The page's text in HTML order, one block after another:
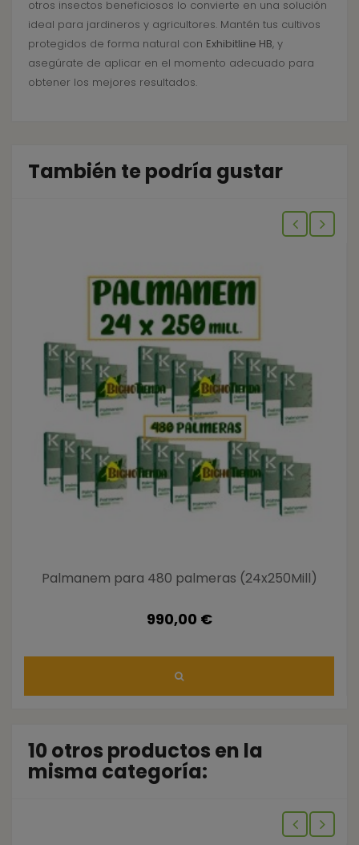
otros insectos beneficiosos lo convierte en una solución
ideal para jardineros y agricultores. Mantén tus cultivos
protegidos de forma natural con Exhibitline HB, y
asegúrate de aplicar en el momento adecuado para
obtener los mejores resultados.
También te podría gustar
Palmanem para 480 palmeras (24x250Mill)
990,00 €
10 otros productos en la
misma categoría: